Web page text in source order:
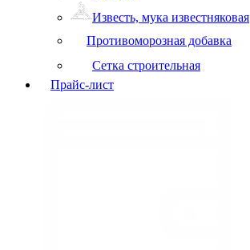
Известь, мука известняковая
Противоморозная добавка
Сетка строительная
Прайс-лист